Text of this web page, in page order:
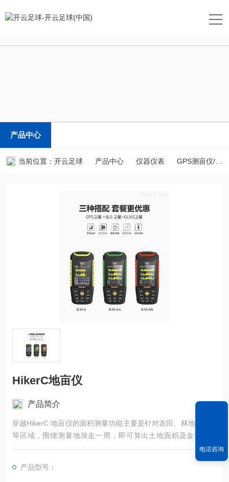
产品中心
当前位置： 开云足球 产品中心 仪器仪表 GPS测亩仪/土地面积测量仪
HikerC地亩仪
产品简介
穿越HikerC 地亩仪的面积测量功能主要是针对农田、林地、水域
等区域，围绕测量地块走一周，即可算出土地面积及金额等数
据。
产品型号：
电话咨询